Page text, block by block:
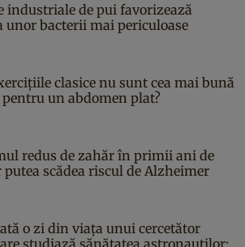
industriale de pui favorizează
unor bacterii mai periculoase
clasice nu sunt cea mai bună
pentru un abdomen plat?
redus de zahăr în primii ani de
putea scădea riscul de Alzheimer
o zi din viața unui cercetător
studiază sănătatea astronauților: